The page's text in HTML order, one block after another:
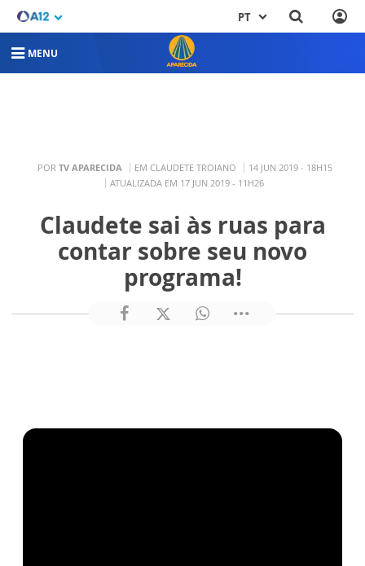
PT
MENU
POR TV APARECIDA EM CLAUDETE TROIANO
14 JUN 2019 - 18H15
ATUALIZADA EM 17 JUN 2019 - 11H26
Claudete sai às ruas para
contar sobre seu novo
programa!